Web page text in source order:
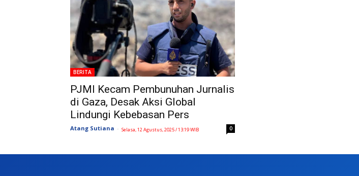
BERITA
PJMI Kecam Pembunuhan Jurnalis
di Gaza, Desak Aksi Global
Lindungi Kebebasan Pers
Atang Sutiana - Selasa, 12 Agustus, 2025 / 13:19 WIB 0